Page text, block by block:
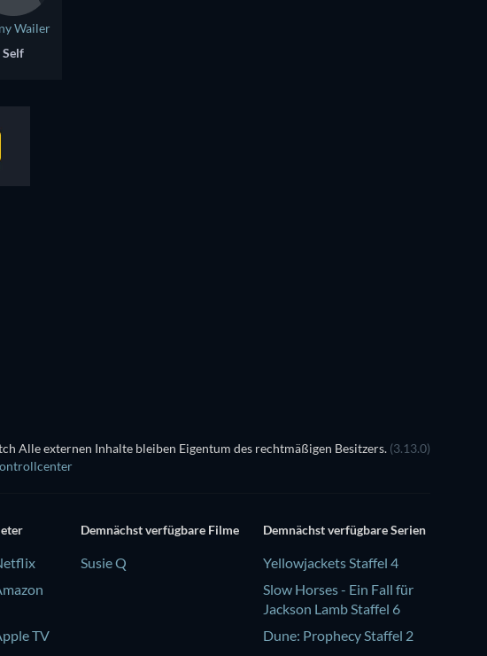
Wailer
Self
Alle externen Inhalte bleiben Eigentum des rechtmäßigen Besitzers. (3.13.0)
TV
Demnächst verfügbare Filme
Susie Q
Demnächst verfügbare Serien
Yellowjackets Staffel 4
Slow Horses - Ein Fall für
Jackson Lamb Staffel 6
Dune: Prophecy Staffel 2